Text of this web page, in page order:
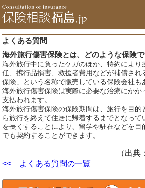
よくある質問
海外旅行傷害保険とは、どのような保険で
海外旅行中に負ったケガのほか、特約により
任、携行品損害、救援者費用などが補償され
保険」という名称で販売している保険会社も
海外旅行傷害保険は実際に必要な治療にかか
支払われます。
海外旅行傷害保険の保険期間は、旅行を目的
ら旅行を終えて住居に帰着するまでとなって
を長くすることにより、留学や駐在などを目
でも契約することができます。
（出典
<< よくある質問の一覧